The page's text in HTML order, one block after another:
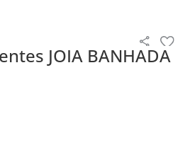
JOIA BANHADA